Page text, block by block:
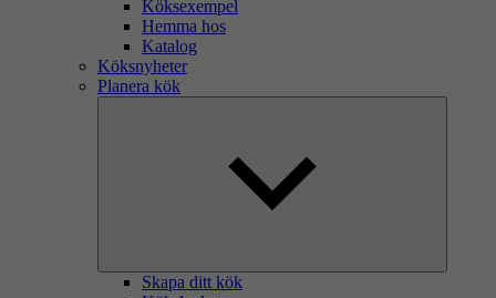
Köksexempel
Hemma hos
Katalog
Köksnyheter
Planera kök
Skapa ditt kök